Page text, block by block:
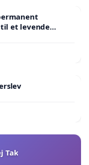
et levende
Tak